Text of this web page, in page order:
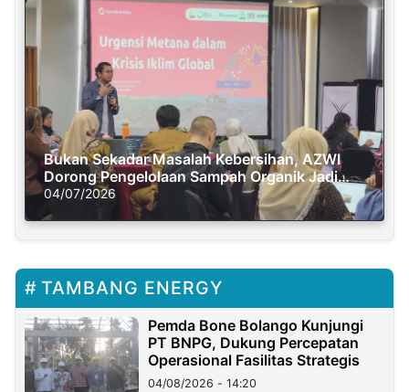
Bukan Sekadar Masalah Kebersihan, AZWI
Dorong Pengelolaan Sampah Organik Jadi
Solusi Krisis Iklim
04/07/2026
TAMBANG ENERGY
Pemda Bone Bolango Kunjungi
PT BNPG, Dukung Percepatan
Operasional Fasilitas Strategis
04/08/2026 - 14:20